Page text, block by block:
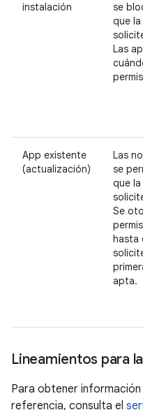
instalación
se
que
Las
App existente
(actualización)
Las
se
que
Se
hasta
apta.
Lineamientos para
Para obtener
referencia, consulta el